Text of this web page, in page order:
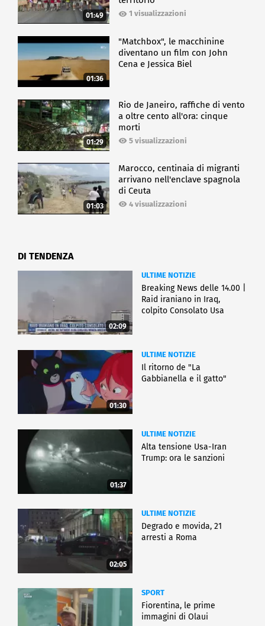
01:49 1 visualizzazioni
01:36
"Matchbox", le macchinine
diventano un film con John
Cena e Jessica Biel
01:29
Rio de Janeiro, raffiche di vento
a oltre cento all'ora: cinque
morti
5 visualizzazioni
01:03
Marocco, centinaia di migranti
arrivano nell'enclave spagnola
di Ceuta
4 visualizzazioni
DI TENDENZA
02:09
ULTIME NOTIZIE
Breaking News delle 14.00 |
Raid iraniano in Iraq,
colpito Consolato Usa
01:30
ULTIME NOTIZIE
Il ritorno de "La
Gabbianella e il gatto"
01:37
ULTIME NOTIZIE
Alta tensione Usa-Iran
Trump: ora le sanzioni
02:05
ULTIME NOTIZIE
Degrado e movida, 21
arresti a Roma
SPORT
Fiorentina, le prime
immagini di Olaui